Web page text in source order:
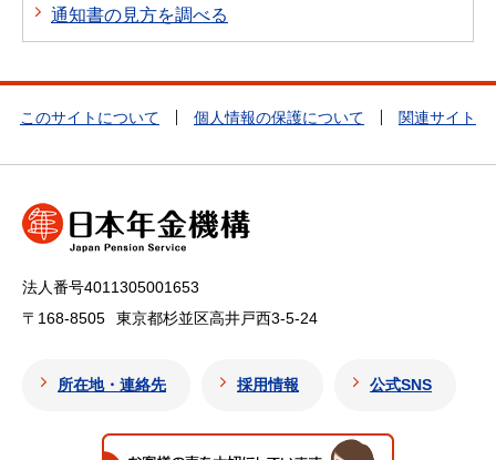
通知書の見方を調べる
このサイトについて 個人情報の保護について 関連サイト
法人番号4011305001653
〒168-8505
東京都杉並区高井戸西3-5-24
所在地・連絡先 採用情報 公式SNS